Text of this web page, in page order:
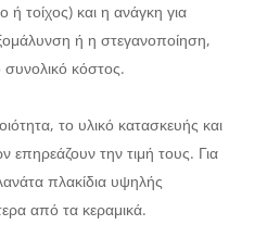
τοίχος) και η ανάγκη για
ή η στεγανοποίηση,
κόστος.
το υλικό κατασκευής και
επηρεάζουν την τιμή τους. Για
πλακίδια υψηλής
από τα κεραμικά.